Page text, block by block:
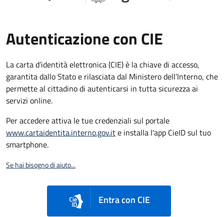
Autenticazione con CIE
La carta d’identità elettronica (CIE) è la chiave di accesso,
garantita dallo Stato e rilasciata dal Ministero dell’Interno, che
permette al cittadino di autenticarsi in tutta sicurezza ai
servizi online.
Per accedere attiva le tue credenziali sul portale
www.cartaidentita.interno.gov.ite installa l'app CieID sul tuo
smartphone.
Se hai bisogno di aiuto...
Entra con CIE